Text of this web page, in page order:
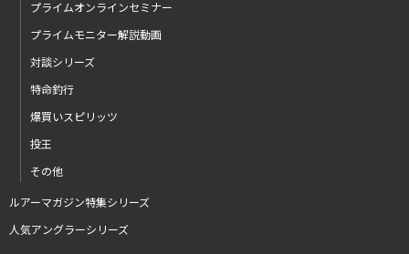
プライムオンラインセミナー
プライムモニター解説動画
対談シリーズ
特命釣行
爆買いスピリッツ
投王
その他
ルアーマガジン特集シリーズ
人気アングラーシリーズ